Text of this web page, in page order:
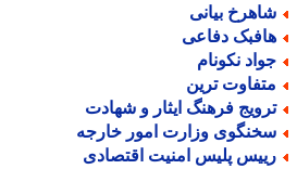
بیانی
دفاعی
نکونام
ترین
فرهنگ ایثار و شهادت
وزارت امور خارجه
پلیس امنیت اقتصادی